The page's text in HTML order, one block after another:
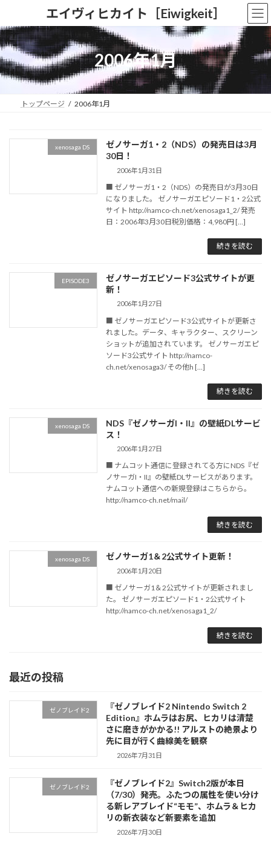
テ
ン
ツ
へ
ス
ゲ
ー
シ
ョ
ン
エイヴィヒカイト［Eiwigkeit］
2006年1月
トップページ 2006年1月
xenosaga DS
ゼノサーガ1・2（NDS）の発売日は3月
30日！
2006年1月31日
■ ゼノサーガ1・2（NDS）の発売日が3月30日
になりました。 ゼノサーガエピソード1・2公式
サイト http://namco-ch.net/xenosaga1_2/ 発売
日：2006年3月30日税別価格：4,980円 […]
続きを読む
EPISODE3
ゼノサーガエピソード3公式サイトが更
新！
2006年1月27日
■ ゼノサーガエピソード3公式サイトが更新さ
れました。データ、キャラクター、スクリーン
ショットが追加されています。 ゼノサーガエピ
ソード3公式サイト http://namco-
ch.net/xenosaga3/ その他h […]
続きを読む
xenosaga DS
NDS『ゼノサーガI・II』の壁紙DLサービ
ス！
2006年1月27日
■ ナムコット通信に登録されてる方にNDS『ゼ
ノサーガI・II』の壁紙DLサービスがあります。
ナムコット通信への新規登録はこちらから。
http://namco-ch.net/mail/
続きを読む
xenosaga DS ゼノサーガ1＆2公式サイト更新！
2006年1月20日
■ ゼノサーガ1＆2公式サイトが更新されまし
た。 ゼノサーガエピソード1・2公式サイト
http://namco-ch.net/xenosaga1_2/
続きを読む
最近の投稿
ゼノブレイド2
『ゼノブレイド2 Nintendo Switch 2
Edition』ホムラはお尻、ヒカリは清楚
さに磨きがかかる!! アルストの絶景より
先に目が行く曲線美を観察
2026年7月31日
ゼノブレイド2
『ゼノブレイド2』Switch2版が本日
（7/30）発売。ふたつの属性を使い分け
る新レアブレイド“モモ”、ホムラ＆ヒカ
リの新衣装など新要素を追加
2026年7月30日